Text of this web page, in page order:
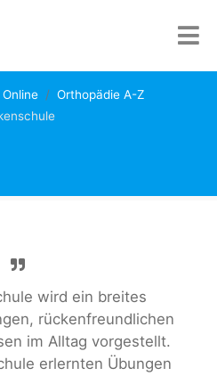
Orthopädie A-Z
wird ein breites
rückenfreundlichen
im Alltag vorgestellt.
erlernten Übungen